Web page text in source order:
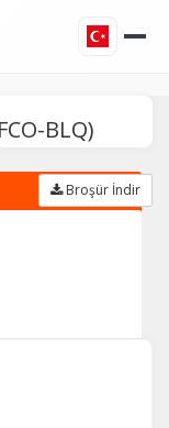
BLQ)
Broşür İndir